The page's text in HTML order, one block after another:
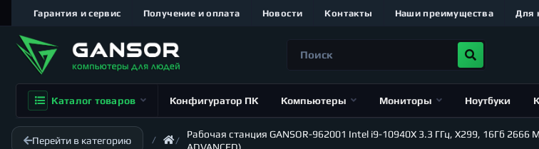
Гарантия и сервис Получение и оплата Новости Контакты Наши преимущества Для
Каталог товаров Конфигуратор ПК Компьютеры Мониторы Ноутбуки
Перейти в категорию
Рабочая станция GANSOR-962001 Intel i9-10940X 3.3 ГГц, X299, 16Гб 2666